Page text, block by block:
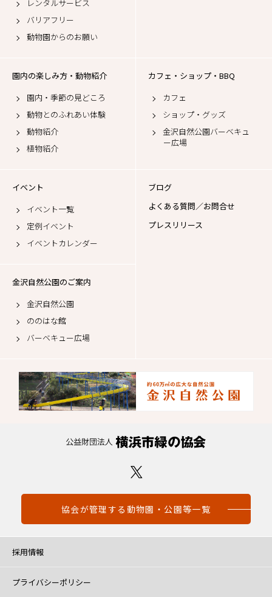
レンタルサービス
バリアフリー
動物園からのお願い
園内の楽しみ方・動物紹介
園内・季節の見どころ
動物とのふれあい体験
動物紹介
植物紹介
カフェ・ショップ・BBQ
カフェ
ショップ・グッズ
金沢自然公園バーベキュ
ー広場
イベント
イベント一覧
定例イベント
イベントカレンダー
ブログ
よくある質問／お問合せ
プレスリリース
金沢自然公園のご案内
金沢自然公園
ののはな館
バーベキュー広場
協会が管理する動物園・公園等一覧
採用情報
プライバシーポリシー